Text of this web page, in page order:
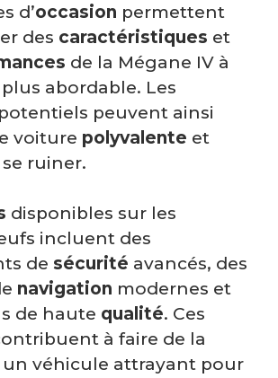
d’occasion permettent
des caractéristiques et
de la Mégane IV à
plus abordable. Les
peuvent ainsi
voiture polyvalente et
ruiner.
disponibles sur les
incluent des
de sécurité avancés, des
navigation modernes et
de haute qualité. Ces
à faire de la
un véhicule attrayant pour